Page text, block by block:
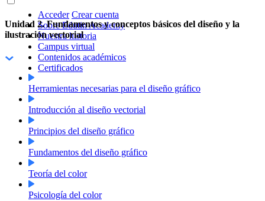
Acceder Crear cuenta
Sobre Edutin Academy
Nuestra historia
Campus virtual
Contenidos académicos
Certificados
Unidad 2. Fundamentos y conceptos básicos del diseño y la
ilustración vectorial
Herramientas necesarias para el diseño gráfico
Introducción al diseño vectorial
Principios del diseño gráfico
Fundamentos del diseño gráfico
Teoría del color
Psicología del color